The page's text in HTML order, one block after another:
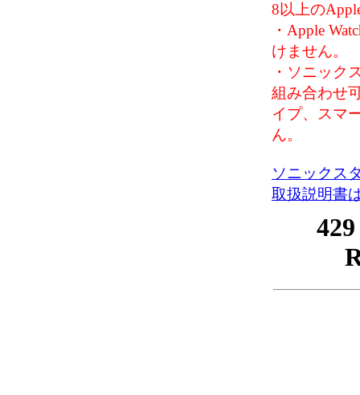
8以上の
・Apple
けません。
・ソニック
組み合わせ
イプ、スマ
ん。
ソニックス
取扱説明書